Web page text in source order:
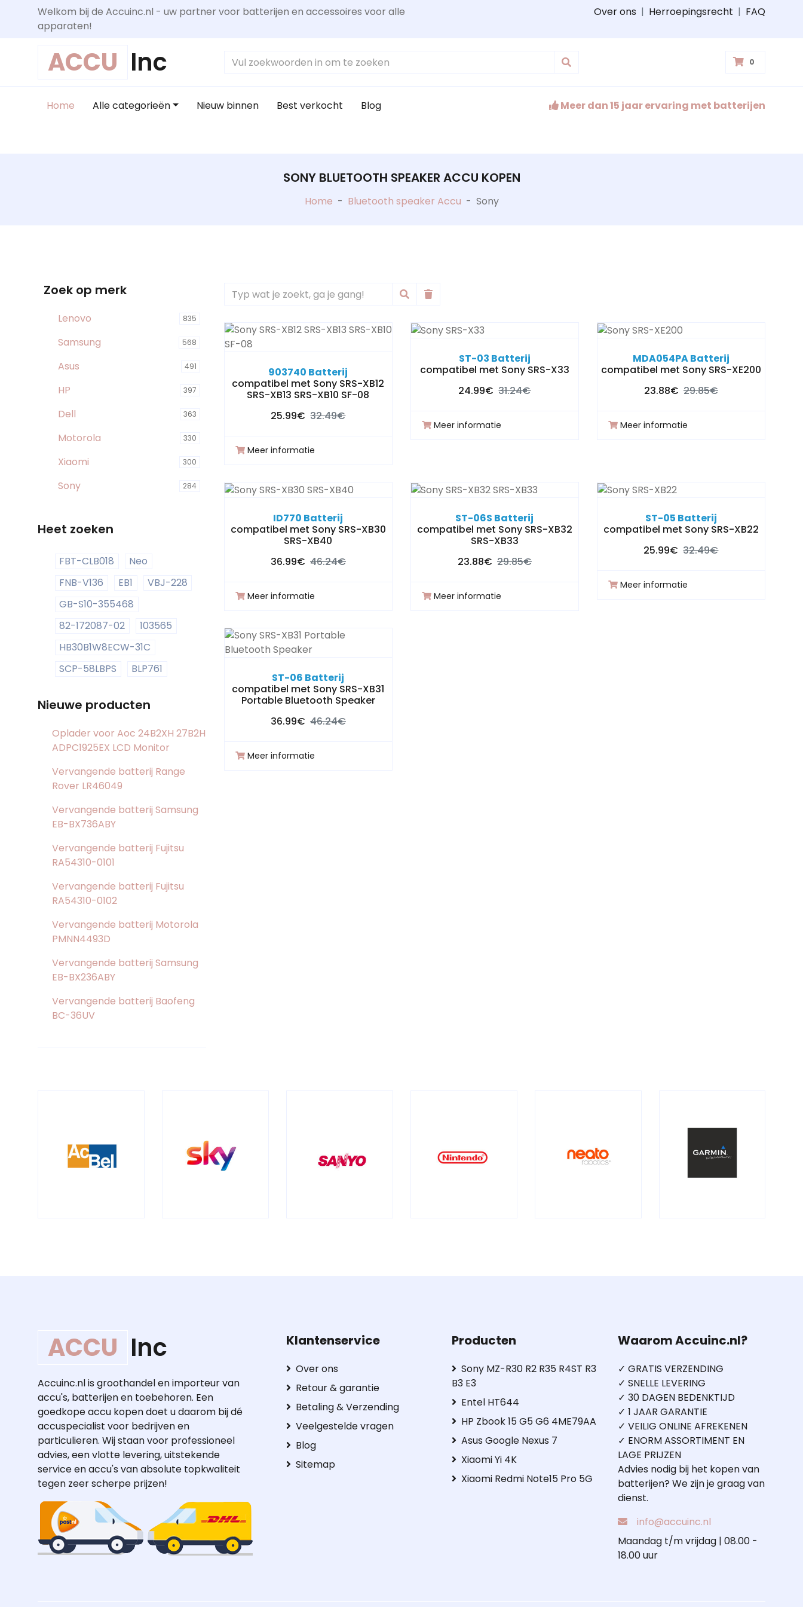
Welkom bij de Accuinc.nl - uw partner voor batterijen en accessoires voor alle
apparaten!
Over ons | Herroepingsrecht | FAQ
ACCU Inc 0
Home Alle categorieën Nieuw binnen Best verkocht Blog Meer dan 15 jaar ervaring met batterijen
SONY BLUETOOTH SPEAKER ACCU KOPEN
Home - Bluetooth speaker Accu - Sony
Zoek op merk
Lenovo 835
Samsung 568
Asus 491
HP 397
Dell 363
Motorola 330
Xiaomi 300
Sony 284
Heet zoeken
FBT-CLB018
Neo
FNB-V136
EB1
VBJ-228
GB-S10-355468
82-172087-02
103565
HB30B1W8ECW-31C
SCP-58LBPS
BLP761
Nieuwe producten
Oplader voor Aoc 24B2XH 27B2H
ADPC1925EX LCD Monitor
Vervangende batterij Range
Rover LR46049
Vervangende batterij Samsung
EB-BX736ABY
Vervangende batterij Fujitsu
RA54310-0101
Vervangende batterij Fujitsu
RA54310-0102
Vervangende batterij Motorola
PMNN4493D
Vervangende batterij Samsung
EB-BX236ABY
Vervangende batterij Baofeng
BC-36UV
903740 Batterij
compatibel met Sony SRS-XB12
SRS-XB13 SRS-XB10 SF-08
25.99€ 32.49€
Meer informatie
ST-03 Batterij
compatibel met Sony SRS-X33
24.99€ 31.24€
Meer informatie
MDA054PA Batterij
compatibel met Sony SRS-XE200
23.88€ 29.85€
Meer informatie
ID770 Batterij
compatibel met Sony SRS-XB30
SRS-XB40
36.99€ 46.24€
Meer informatie
ST-06S Batterij
compatibel met Sony SRS-XB32
SRS-XB33
23.88€ 29.85€
Meer informatie
ST-05 Batterij
compatibel met Sony SRS-XB22
25.99€ 32.49€
Meer informatie
ST-06 Batterij
compatibel met Sony SRS-XB31
Portable Bluetooth Speaker
36.99€ 46.24€
Meer informatie
ACCU Inc
Accuinc.nl is groothandel en importeur van
accu's, batterijen en toebehoren. Een
goedkope accu kopen doet u daarom bij dé
accuspecialist voor bedrijven en
particulieren. Wij staan voor professioneel
advies, een vlotte levering, uitstekende
service en accu's van absolute topkwaliteit
tegen zeer scherpe prijzen!
Klantenservice
Over ons
Retour & garantie
Betaling & Verzending
Veelgestelde vragen
Blog
Sitemap
Producten
Sony MZ-R30 R2 R35 R4ST R3
B3 E3
Entel HT644
HP Zbook 15 G5 G6 4ME79AA
Asus Google Nexus 7
Xiaomi Yi 4K
Xiaomi Redmi Note15 Pro 5G
Waarom Accuinc.nl?
✓ GRATIS VERZENDING
✓ SNELLE LEVERING
✓ 30 DAGEN BEDENKTIJD
✓ 1 JAAR GARANTIE
✓ VEILIG ONLINE AFREKENEN
✓ ENORM ASSORTIMENT EN
LAGE PRIJZEN
Advies nodig bij het kopen van
batterijen? We zijn je graag van
dienst.
info@accuinc.nl
Maandag t/m vrijdag | 08.00 -
18.00 uur